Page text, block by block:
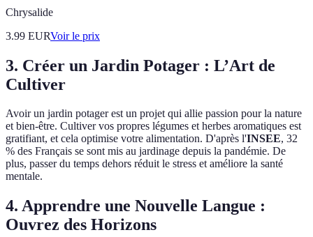
Chrysalide
3.99 EURVoir le prix
3. Créer un Jardin Potager : L’Art de
Cultiver
Avoir un jardin potager est un projet qui allie passion pour la nature
et bien-être. Cultiver vos propres légumes et herbes aromatiques est
gratifiant, et cela optimise votre alimentation. D'après l'INSEE, 32
% des Français se sont mis au jardinage depuis la pandémie. De
plus, passer du temps dehors réduit le stress et améliore la santé
mentale.
4. Apprendre une Nouvelle Langue :
Ouvrez des Horizons